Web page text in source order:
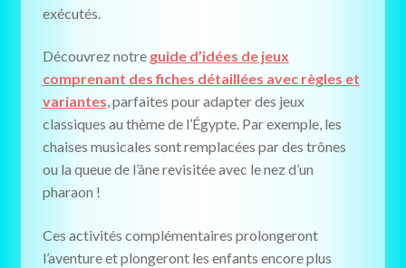
exécutés.
Découvrez notre guide d’idées de jeux
comprenant des fiches détaillées avec règles et
variantes, parfaites pour adapter des jeux
classiques au thème de l’Égypte. Par exemple, les
chaises musicales sont remplacées par des trônes
ou la queue de l’âne revisitée avec le nez d’un
pharaon !
Ces activités complémentaires prolongeront
l’aventure et plongeront les enfants encore plus